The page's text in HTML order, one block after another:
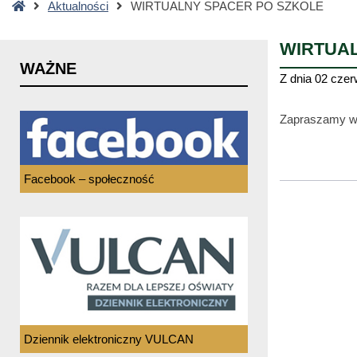
StronaAktualności WIRTUALNY SPACER PO SZKOLE
Z dnia 02
Zapraszamy
WAŻNE
Facebook – społeczność
Dziennik elektroniczny VULCAN